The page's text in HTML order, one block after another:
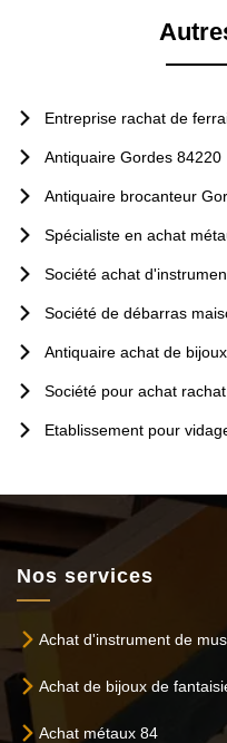
Entreprise rachat de
Antiquaire Gordes 84220
Antiquaire brocanteur
Spécialiste en achat
Société achat
Société de débarras
Antiquaire achat de
Société pour achat
Etablissement pour
Nos services
Achat d'instrument de
Achat de bijoux de
Achat métaux 84